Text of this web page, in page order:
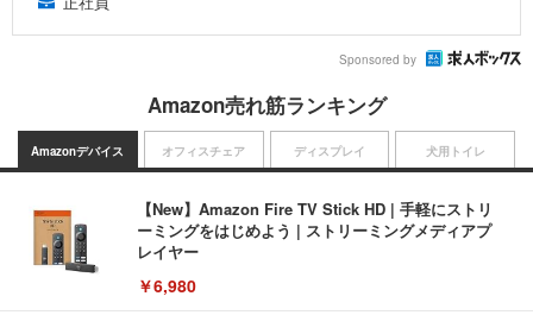
Sponsored by
Amazon売れ筋ランキング
Amazonデバイス
【New】Amazon Fire TV Stick HD | 手軽にストリ
ーミングをはじめよう | ストリーミングメディアプ
レイヤー
￥6,980
オフィスチェア ディスプレイ 犬用トイレ